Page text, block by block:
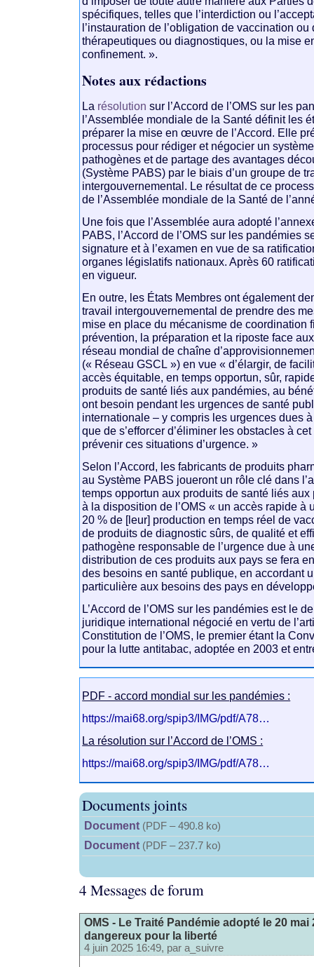
spécifiques, telles que l’interdiction ou
l’instauration de l’obligation de vaccination ou
thérapeutiques ou diagnostiques, ou la mise
confinement. ».
Notes aux rédactions
La résolution sur l’Accord de l’OMS sur les
l’Assemblée mondiale de la Santé définit les
préparer la mise en œuvre de l’Accord. Elle
processus pour rédiger et négocier un
pathogènes et de partage des avantages
(Système PABS) par le biais d’un groupe de
intergouvernemental. Le résultat de ce
de l’Assemblée mondiale de la Santé de
Une fois que l’Assemblée aura adopté
PABS, l’Accord de l’OMS sur les pandémies
signature et à l’examen en vue de sa
organes législatifs nationaux. Après 60
en vigueur.
En outre, les États Membres ont également
travail intergouvernemental de prendre des
mise en place du mécanisme de coordination
prévention, la préparation et la riposte face
réseau mondial de chaîne
(« Réseau GSCL ») en vue « d’élargir, de
accès équitable, en temps opportun, sûr,
produits de santé liés aux pandémies, au
ont besoin pendant les urgences de santé
internationale – y compris les urgences dues
que de s’efforcer d’éliminer les obstacles à
prévenir ces situations d’urgence. »
Selon l’Accord, les fabricants de produits
au Système PABS joueront un rôle clé dans
temps opportun aux produits de santé liés
à la disposition de l’OMS « un accès rapide à
20 % de [leur] production en temps réel de
de produits de diagnostic sûrs, de qualité et
pathogène responsable de l’urgence due à
distribution de ces produits aux pays se fera
des besoins en santé publique, en accordant
particulière aux besoins des pays en
L’Accord de l’OMS sur les pandémies est le
juridique international négocié en vertu de
Constitution de l’OMS, le premier étant la
pour la lutte antitabac, adoptée en 2003 et
PDF - accord mondial sur les pandémies :
https://mai68.org/spip3/IMG/pdf/A78…
La résolution sur l’Accord de l’OMS :
https://mai68.org/spip3/IMG/pdf/A78…
Documents joints
Document (PDF – 490.8 ko)
Document (PDF – 237.7 ko)
4 Messages de forum
OMS - Le Traité Pandémie adopté le 20
dangereux pour la liberté
4 juin 2025 16:49, par a_suivre